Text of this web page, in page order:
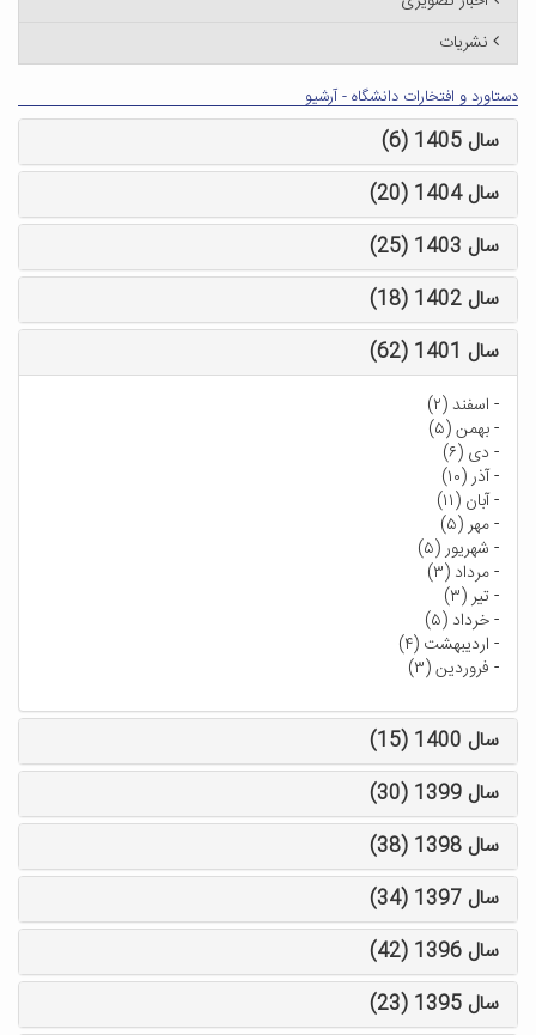
نشریات
دستاورد و افتخارات دانشگاه - آرشیو
سال 1405 (6)
سال 1404 (20)
سال 1403 (25)
سال 1402 (18)
سال 1401 (62)
- اسفند (۲)
-بهمن (۵)
- دی (۶)
-آذر (۱۰)
-آبان (۱۱)
-مهر (۵)
- شهریور (۵)
-مرداد (۳)
-تیر (۳)
-خرداد (۵)
- اردیبهشت (۴)
- فروردین (۳)
سال 1400 (15)
سال 1399 (30)
سال 1398 (38)
سال 1397 (34)
سال 1396 (42)
سال 1395 (23)